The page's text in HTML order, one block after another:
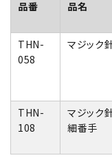
品番 品名
THN-
058
マジック
THN-
108
マジッ
細番手